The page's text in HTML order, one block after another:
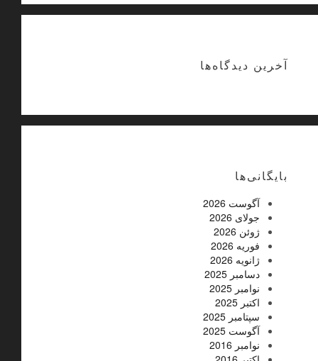
آخرین دیدگاه‌ها
بایگانی‌ها
آگوست 2026
جولای 2026
ژوئن 2026
فوریه 2026
ژانویه 2026
دسامبر 2025
نوامبر 2025
اکتبر 2025
سپتامبر 2025
آگوست 2025
نوامبر 2016